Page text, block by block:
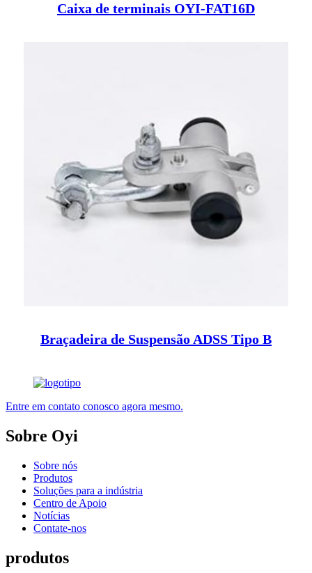
Caixa de terminais OYI-FAT16D
Braçadeira de Suspensão ADSS Tipo B
Entre em contato conosco agora mesmo.
Sobre Oyi
Sobre nós
Produtos
Soluções para a indústria
Centro de Apoio
Notícias
Contate-nos
produtos